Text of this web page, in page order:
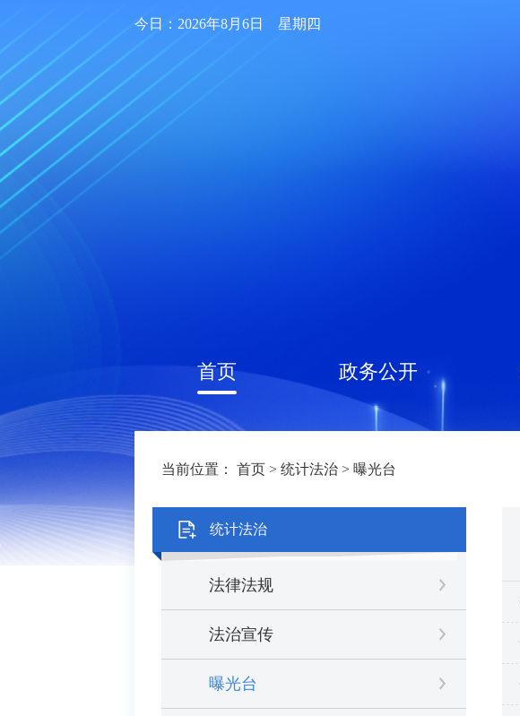
今日：2026年8月6日 星期四
首页 政务公开
当前位置： 首页 > 统计法治 > 曝光台
统计法治
法律法规
法治宣传
曝光台